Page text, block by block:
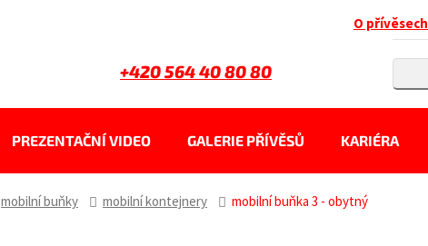
O přívěsech
+420 564 40 80 80
PREZENTAČNÍ VIDEO GALERIE PŘÍVĚSŮ KARIÉRA
mobilní buňky mobilní kontejnery mobilní buňka 3 - obytný